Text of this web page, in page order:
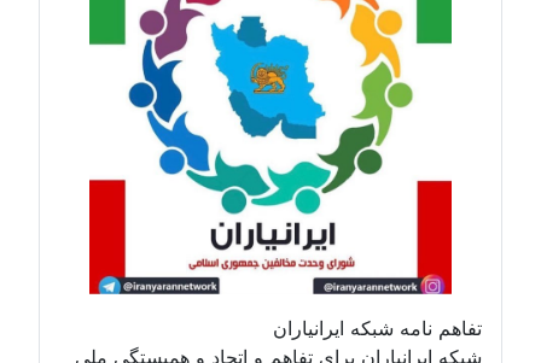
تفاهم نامه شبکه ایرانیاران
شبکه ایرانیاران برای تفاهم و اتحاد و همبستگی ملی